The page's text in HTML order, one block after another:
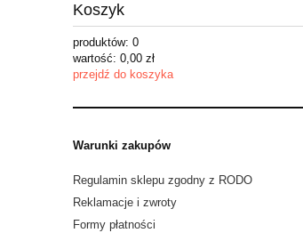
Koszyk
produktów: 0
wartość: 0,00 zł
przejdź do koszyka
Warunki zakupów
Regulamin sklepu zgodny z RODO
Reklamacje i zwroty
Formy płatności